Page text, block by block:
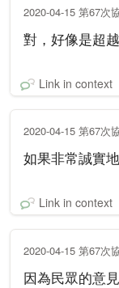
2020-04-15 第67次
對，好像是超
Link in context
2020-04-15 第67次
如果非常誠實
Link in context
2020-04-15 第67次
因為民眾的意